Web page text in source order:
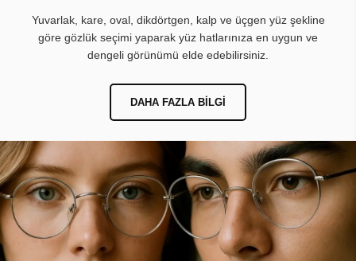
Yuvarlak, kare, oval, dikdörtgen, kalp ve üçgen yüz şekline
göre gözlük seçimi yaparak yüz hatlarınıza en uygun ve
dengeli görünümü elde edebilirsiniz.
DAHA FAZLA BILGI